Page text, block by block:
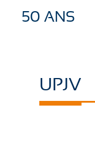
50 ANS
UPJV